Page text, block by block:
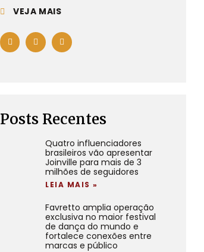
VEJA MAIS
Posts Recentes
Quatro influenciadores
brasileiros vão apresentar
Joinville para mais de 3
milhões de seguidores
LEIA MAIS »
Favretto amplia operação
exclusiva no maior festival
de dança do mundo e
fortalece conexões entre
marcas e público